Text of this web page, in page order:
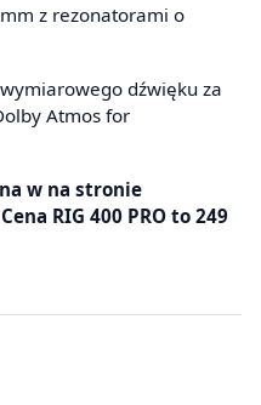
z rezonatorami o
dźwięku za
Atmos for
w na stronie
RIG 400 PRO to 249